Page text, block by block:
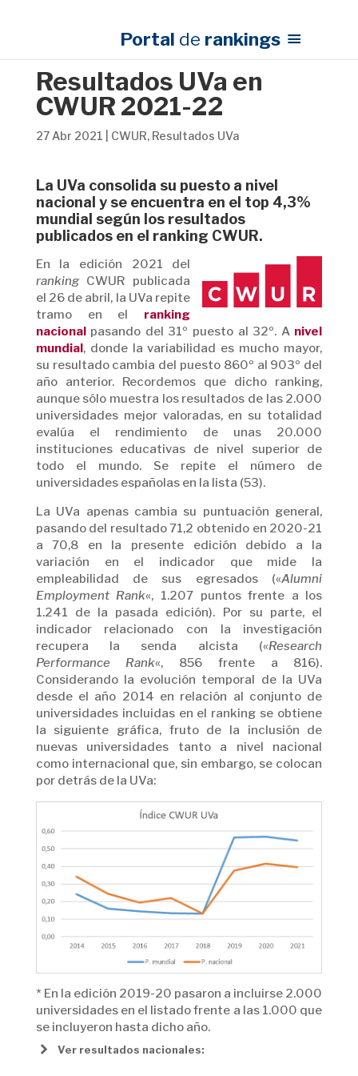
Portal de rankings
Resultados UVa en
CWUR 2021-22
27 Abr 2021 CWUR, Resultados UVa
La UVa consolida su puesto a nivel
nacional y se encuentra en el top 4,3%
mundial según los resultados
publicados en el ranking CWUR.
En la edición 2021 del
rankingCWUR publicada
el 26 de abril, la UVa repite
tramo en el ranking
nacionalpasando del 31º puesto al 32º. A nivel
mundial, donde la variabilidad es mucho mayor,
su resultado cambia del puesto 860º al 903º del
año anterior. Recordemos que dicho ranking,
aunque sólo muestra los resultados de las 2.000
universidades mejor valoradas, en su totalidad
evalúa el rendimiento de unas 20.000
instituciones educativas de nivel superior de
todo el mundo. Se repite el número de
universidades españolas en la lista (53).
La UVa apenas cambia su puntuación general,
pasando del resultado 71,2 obtenido en 2020-21
a 70,8 en la presente edición debido a la
variación en el indicador que mide la
empleabilidad de sus egresados («Alumni
Employment Rank«, 1.207 puntos frente a los
1.241 de la pasada edición). Por su parte, el
indicador relacionado con la investigación
recupera la senda alcista («Research
Performance Rank«, 856 frente a 816).
Considerando la evolución temporal de la UVa
desde el año 2014 en relación al conjunto de
universidades incluidas en el ranking se obtiene
la siguiente gráfica, fruto de la inclusión de
nuevas universidades tanto a nivel nacional
como internacional que, sin embargo, se colocan
por detrás de la UVa:
* En la edición 2019-20 pasaron a incluirse 2.000
universidades en el listado frente a las 1.000 que
se incluyeron hasta dicho año.
Ver resultados nacionales: